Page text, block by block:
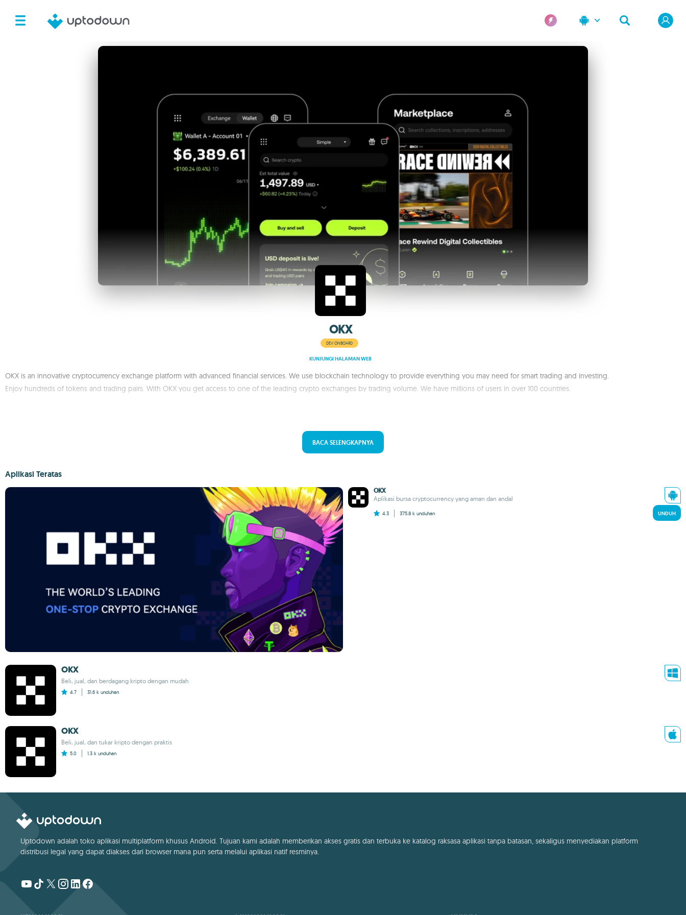
OKX
DEV ONBOARD
KUNJUNGI HALAMAN WEB
OKX is an innovative cryptocurrency exchange platform with advanced financial services. We use blockchain technology to provide everything you may need for smart trading and investing.
Enjoy hundreds of tokens and trading pairs. With OKX you get access to one of the leading crypto exchanges by trading volume. We have millions of users in over 100 countries.
BACA SELENGKAPNYA
Aplikasi Teratas
OKX
Aplikasi bursa cryptocurrency yang aman dan andal
4.3 375.8 k unduhan UNDUH
OKX
Beli, jual, dan berdagang kripto dengan mudah
4.7 31.6 k unduhan
OKX
Beli, jual, dan tukar kripto dengan praktis
5.0 1.3 k unduhan
Uptodown adalah toko aplikasi multiplatform khusus Android. Tujuan kami adalah memberikan akses gratis dan terbuka ke katalog raksasa aplikasi tanpa batasan, sekaligus menyediakan platform
distribusi legal yang dapat diakses dari browser mana pun serta melalui aplikasi natif resminya.